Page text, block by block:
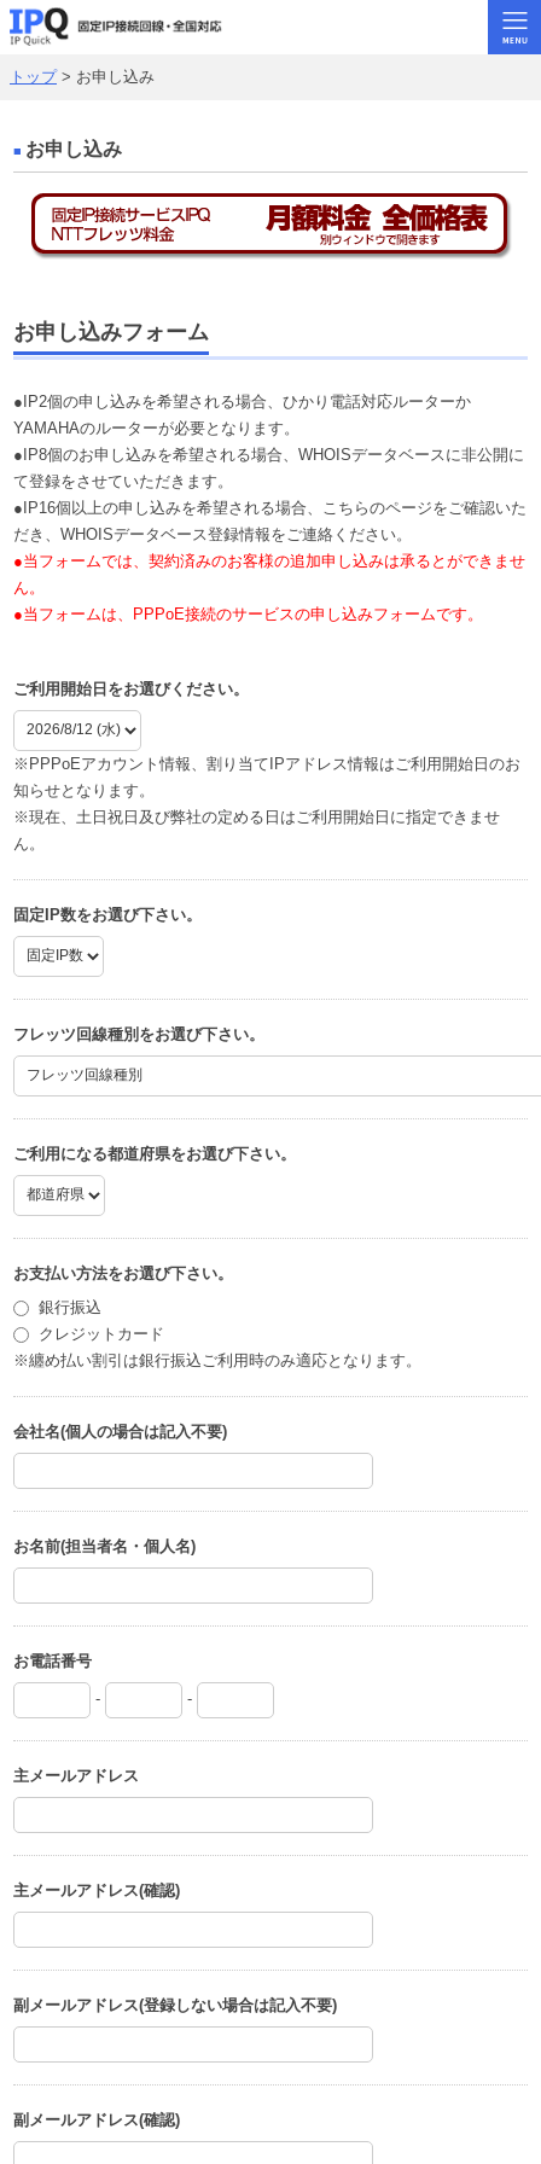
固定･ギガ系
固定･メガ系
よくある質問
お問い合わせ
rat.jpトップ
トップ> お申し込み
お申し込み
お申し込みフォーム
●IP2個の申し込みを希望される場合、ひかり電話対応ルーターか
YAMAHAのルーターが必要となります。
●IP8個のお申し込みを希望される場合、WHOISデータベースに非公開に
て登録をさせていただきます。
●IP16個以上の申し込みを希望される場合、こちらのページをご確認いた
だき、WHOISデータベース登録情報をご連絡ください。
●当フォームでは、契約済みのお客様の追加申し込みは承るとができませ
ん。
●当フォームは、PPPoE接続のサービスの申し込みフォームです。
ご利用開始日をお選びください。
※PPPoEアカウント情報、割り当てIPアドレス情報はご利用開始日のお
知らせとなります。
※現在、土日祝日及び弊社の定める日はご利用開始日に指定できませ
ん。
固定IP数をお選び下さい。
フレッツ回線種別をお選び下さい。
ご利用になる都道府県をお選び下さい。
お支払い方法をお選び下さい。
銀行振込
クレジットカード
※纏め払い割引は銀行振込ご利用時のみ適応となります。
会社名(個人の場合は記入不要)
お名前(担当者名・個人名)
お電話番号
- -
主メールアドレス
主メールアドレス(確認)
副メールアドレス(登録しない場合は記入不要)
副メールアドレス(確認)